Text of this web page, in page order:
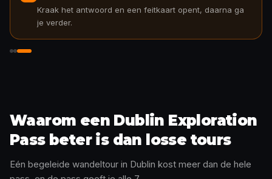
Kraak het antwoord en een feitkaart opent, daarna ga
je verder.
Waarom een Dublin Exploration
Pass beter is dan losse tours
Eén begeleide wandeltour in Dublin kost meer dan de hele